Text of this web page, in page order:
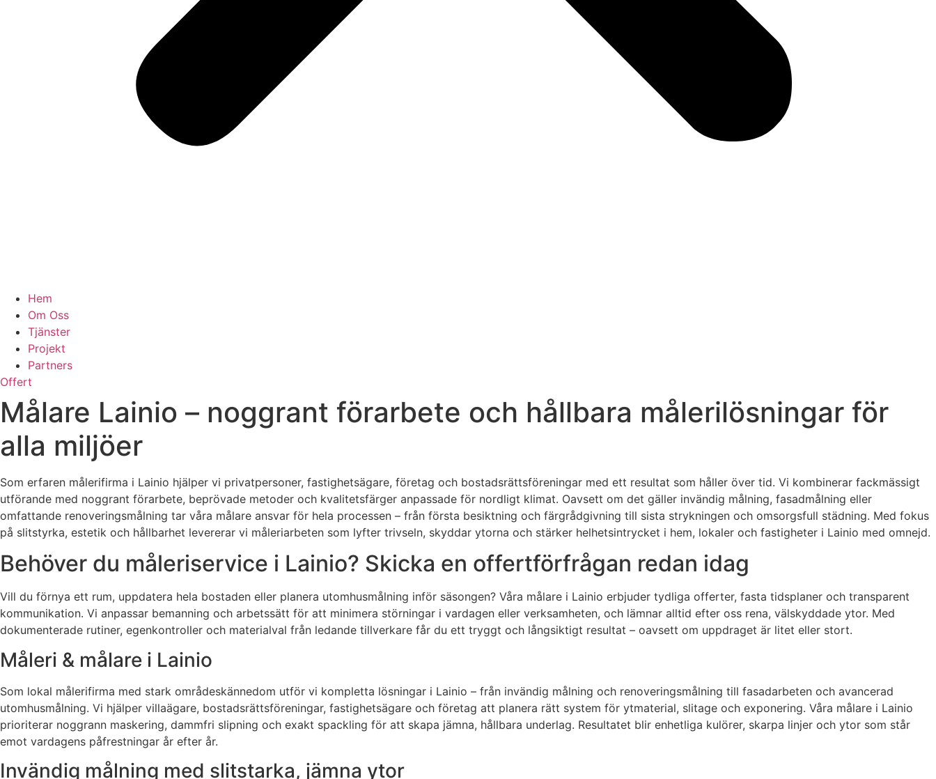
Hem
Om Oss
Tjänster
Projekt
Partners
Offert
Målare Lainio – noggrant förarbete och hållbara målerilösningar för
alla miljöer
Som erfaren målerifirma i Lainio hjälper vi privatpersoner, fastighetsägare, företag och bostadsrättsföreningar med ett resultat som håller över tid. Vi kombinerar fackmässigt
utförande med noggrant förarbete, beprövade metoder och kvalitetsfärger anpassade för nordligt klimat. Oavsett om det gäller invändig målning, fasadmålning eller
omfattande renoveringsmålning tar våra målare ansvar för hela processen – från första besiktning och färgrådgivning till sista strykningen och omsorgsfull städning. Med fokus
på slitstyrka, estetik och hållbarhet levererar vi måleriarbeten som lyfter trivseln, skyddar ytorna och stärker helhetsintrycket i hem, lokaler och fastigheter i Lainio med omnejd.
Behöver du måleriservice i Lainio? Skicka en offertförfrågan redan idag
Vill du förnya ett rum, uppdatera hela bostaden eller planera utomhusmålning inför säsongen? Våra målare i Lainio erbjuder tydliga offerter, fasta tidsplaner och transparent
kommunikation. Vi anpassar bemanning och arbetssätt för att minimera störningar i vardagen eller verksamheten, och lämnar alltid efter oss rena, välskyddade ytor. Med
dokumenterade rutiner, egenkontroller och materialval från ledande tillverkare får du ett tryggt och långsiktigt resultat – oavsett om uppdraget är litet eller stort.
Måleri & målare i Lainio
Som lokal målerifirma med stark områdeskännedom utför vi kompletta lösningar i Lainio – från invändig målning och renoveringsmålning till fasadarbeten och avancerad
utomhusmålning. Vi hjälper villaägare, bostadsrättsföreningar, fastighetsägare och företag att planera rätt system för ytmaterial, slitage och exponering. Våra målare i Lainio
prioriterar noggrann maskering, dammfri slipning och exakt spackling för att skapa jämna, hållbara underlag. Resultatet blir enhetliga kulörer, skarpa linjer och ytor som står
emot vardagens påfrestningar år efter år.
Invändig målning med slitstarka, jämna ytor